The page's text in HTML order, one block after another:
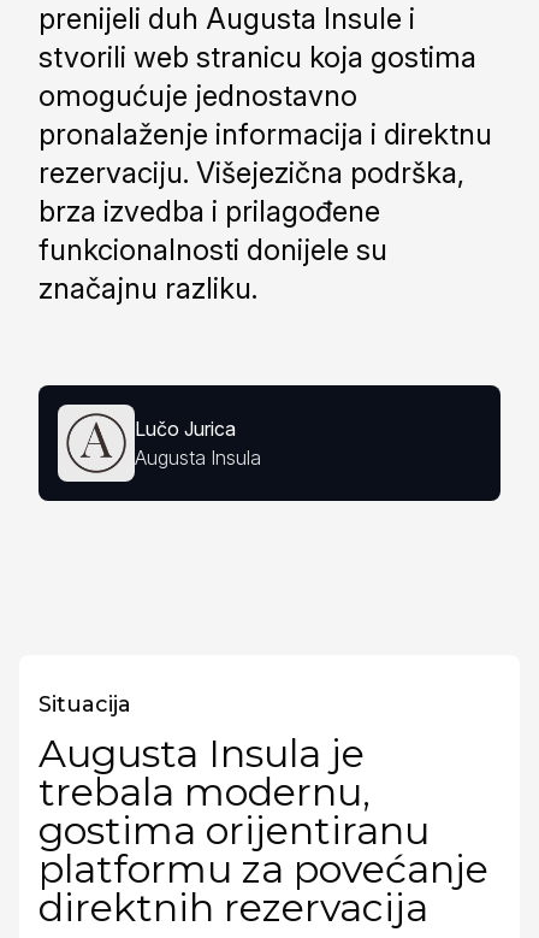
prenijeli duh Augusta Insule i
stvorili web stranicu koja gostima
omogućuje jednostavno
pronalaženje informacija i direktnu
rezervaciju. Višejezična podrška,
brza izvedba i prilagođene
funkcionalnosti donijele su
značajnu razliku.
Lučo Jurica
Augusta Insula
Situacija
Augusta Insula je
trebala modernu,
gostima orijentiranu
platformu za povećanje
direktnih rezervacija